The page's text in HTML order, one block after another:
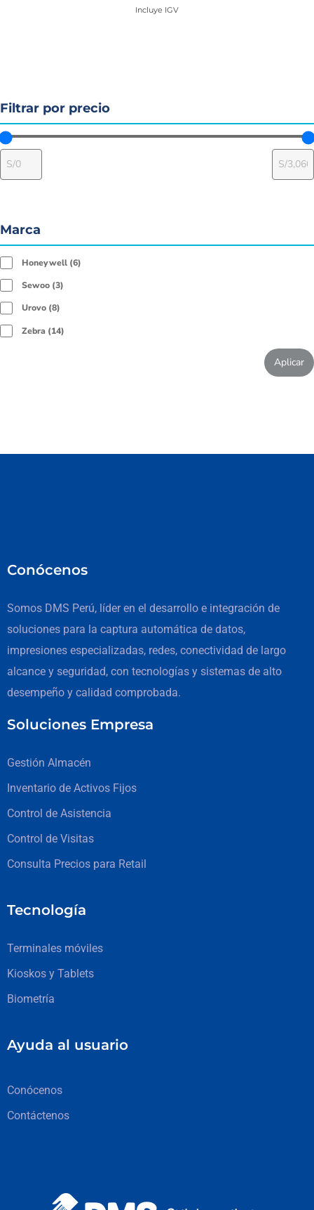
Filtrar por precio
Marca
Honeywell 6
Sewoo 3
Urovo 8
Zebra 14
Aplicar
Conócenos
Somos DMS Perú, líder en el desarrollo e integración de
soluciones para la captura automática de datos,
impresiones especializadas, redes, conectividad de largo
alcance y seguridad, con tecnologías y sistemas de alto
desempeño y calidad comprobada.
Soluciones Empresa
Gestión Almacén
Inventario de Activos Fijos
Control de Asistencia
Control de Visitas
Consulta Precios para Retail
Tecnología
Terminales móviles
Kioskos y Tablets
Biometría
Ayuda al usuario
Conócenos
Contáctenos